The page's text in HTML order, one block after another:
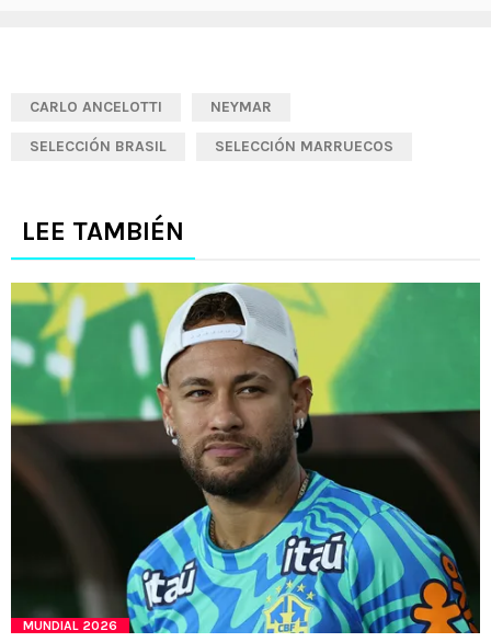
CARLO ANCELOTTI NEYMAR
SELECCIÓN BRASIL SELECCIÓN MARRUECOS
LEE TAMBIÉN
MUNDIAL 2026